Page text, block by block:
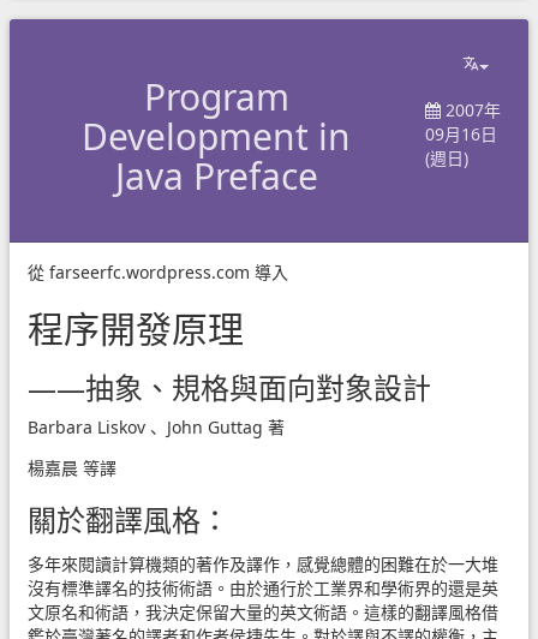
Program
Development in
Java Preface
2007年
09月16日
(週日)
從 farseerfc.wordpress.com 導入
程序開發原理
——抽象、規格與面向對象設計
Barbara Liskov 、John Guttag 著
楊嘉晨 等譯
關於翻譯風格：
多年來閱讀計算機類的著作及譯作，感覺總體的困難在於一大堆
沒有標準譯名的技術術語。由於通行於工業界和學術界的還是英
文原名和術語，我決定保留大量的英文術語。這樣的翻譯風格借